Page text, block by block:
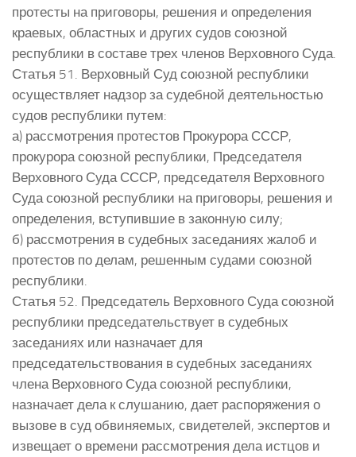
протесты на приговоры, решения и определения
краевых, областных и других судов союзной
республики в составе трех членов Верховного Суда.
Статья 51. Верховный Суд союзной республики
осуществляет надзор за судебной деятельностью
судов республики путем:
а) рассмотрения протестов Прокурора СССР,
прокурора союзной республики, Председателя
Верховного Суда СССР, председателя Верховного
Суда союзной республики на приговоры, решения и
определения, вступившие в законную силу;
б) рассмотрения в судебных заседаниях жалоб и
протестов по делам, решенным судами союзной
республики.
Статья 52. Председатель Верховного Суда союзной
республики председательствует в судебных
заседаниях или назначает для
председательствования в судебных заседаниях
члена Верховного Суда союзной республики,
назначает дела к слушанию, дает распоряжения о
вызове в суд обвиняемых, свидетелей, экспертов и
извещает о времени рассмотрения дела истцов и